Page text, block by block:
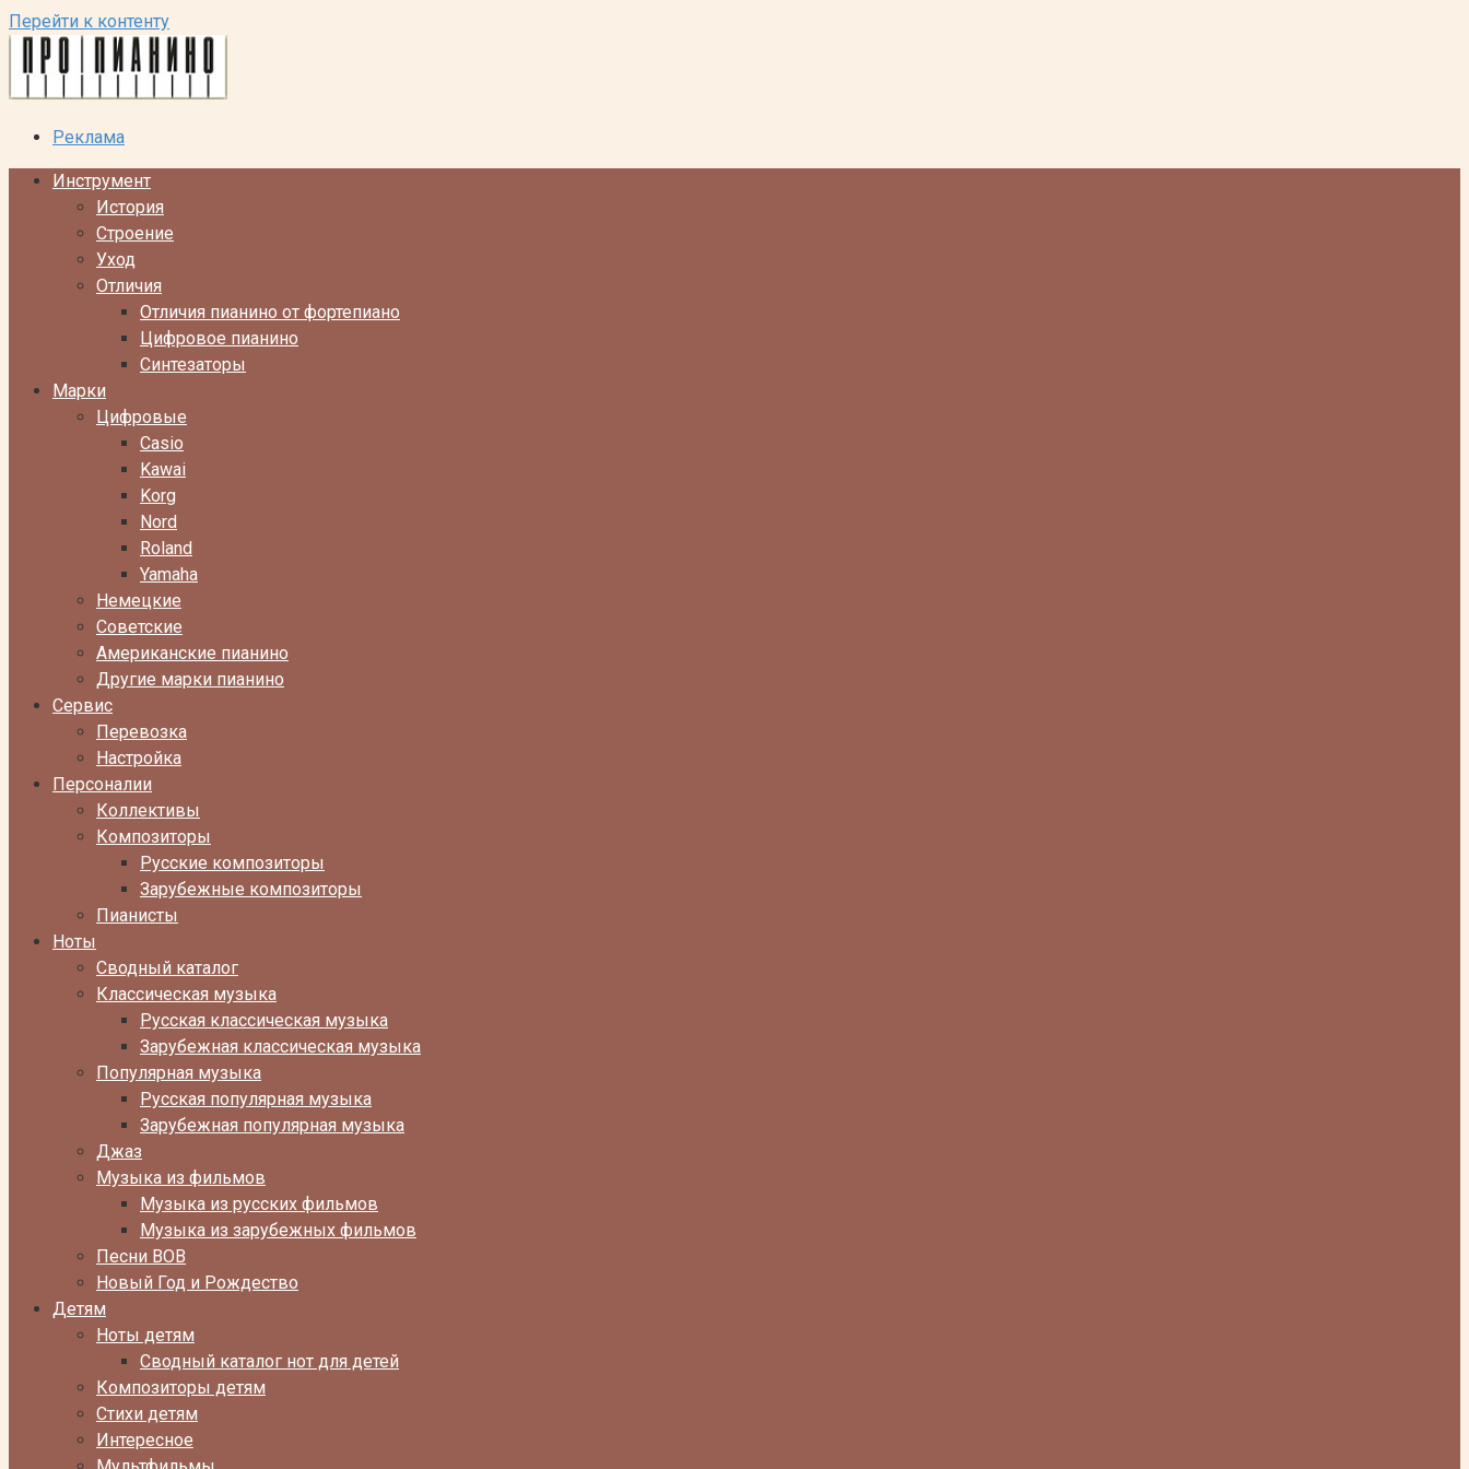
Перейти к контенту
Реклама
Инструмент
История
Строение
Уход
Отличия
Отличия пианино от фортепиано
Цифровое пианино
Синтезаторы
Марки
Цифровые
Casio
Kawai
Korg
Nord
Roland
Yamaha
Немецкие
Советские
Американские пианино
Другие марки пианино
Сервис
Перевозка
Настройка
Персоналии
Коллективы
Композиторы
Русские композиторы
Зарубежные композиторы
Пианисты
Ноты
Сводный каталог
Классическая музыка
Русская классическая музыка
Зарубежная классическая музыка
Популярная музыка
Русская популярная музыка
Зарубежная популярная музыка
Джаз
Музыка из фильмов
Музыка из русских фильмов
Музыка из зарубежных фильмов
Песни ВОВ
Новый Год и Рождество
Детям
Ноты детям
Сводный каталог нот для детей
Композиторы детям
Стихи детям
Интересное